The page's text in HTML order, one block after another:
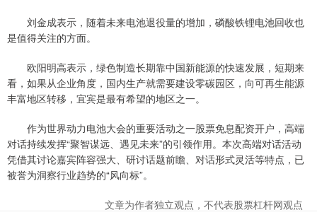
刘金成表示，随着未来电池退役量的增加，磷酸铁锂电池回收也
是值得关注的方面。
欧阳明高表示，绿色制造长期靠中国新能源的快速发展，短期来
看，如果从企业角度，国内生产就需要建设零碳园区，向可再生能源
丰富地区转移，宜宾是最有希望的地区之一。
作为世界动力电池大会的重要活动之一股票免息配资开户，高端
对话持续发挥“聚智谋远、遇见未来”的引领作用。本次高端对话活动
凭借其讨论嘉宾阵容强大、研讨话题前瞻、对话形式灵活等特点，已
被誉为洞察行业趋势的“风向标”。
文章为作者独立观点，不代表股票杠杆网观点